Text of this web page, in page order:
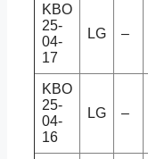
KBO
25-
04-
17
LG –
KBO
25-
04-
16
LG –